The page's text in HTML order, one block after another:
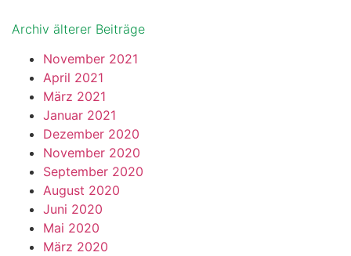
Archiv älterer Beiträge
November 2021
April 2021
März 2021
Januar 2021
Dezember 2020
November 2020
September 2020
August 2020
Juni 2020
Mai 2020
März 2020